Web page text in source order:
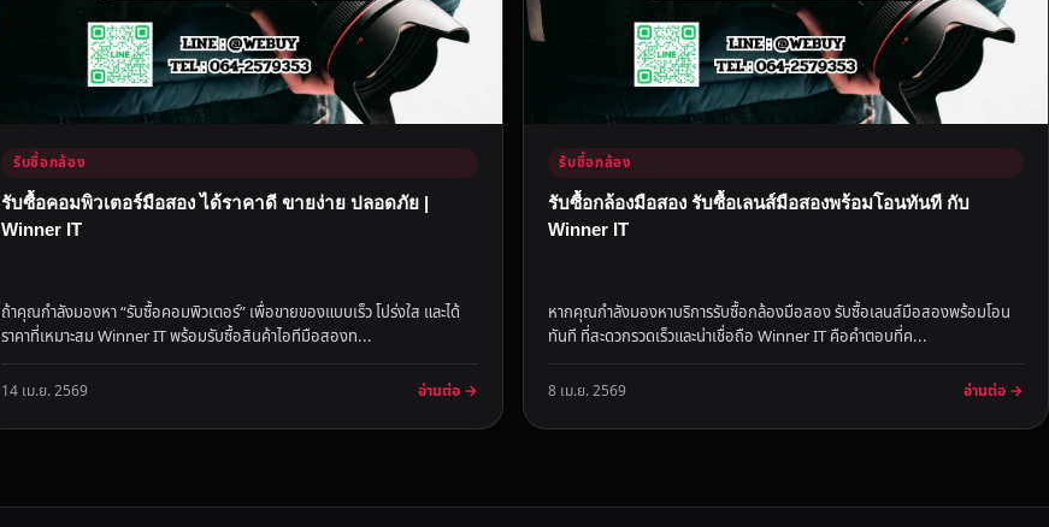
รับซื้อกล้อง
รับซื้อคอมพิวเตอร์มือสอง ได้ราคาดี ขายง่าย ปลอดภัย |
Winner IT
ถ้าคุณกำลังมองหา “รับซื้อคอมพิวเตอร์” เพื่อขายของแบบเร็ว โปร่งใส และได้
ราคาที่เหมาะสม Winner IT พร้อมรับซื้อสินค้าไอทีมือสองท...
14 เม.ย. 2569 อ่านต่อ →
รับซื้อกล้อง
รับซื้อกล้องมือสอง รับซื้อเลนส์มือสองพร้อมโอนทันที กับ
Winner IT
หากคุณกำลังมองหาบริการรับซื้อกล้องมือสอง รับซื้อเลนส์มือสองพร้อมโอน
ทันที ที่สะดวกรวดเร็วและน่าเชื่อถือ Winner IT คือคำตอบที่ค...
8 เม.ย. 2569 อ่านต่อ →